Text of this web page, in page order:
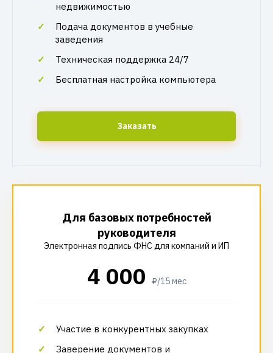
недвижимостью
Подача документов в учебные
заведения
Техническая поддержка 24/7
Бесплатная настройка компьютера
Заказать
Для базовых потребностей
руководителя
Электронная подпись ФНС для компаний и ИП
4 000 ₽/15 мес
Участие в конкурентных закупках
Заверение документов и